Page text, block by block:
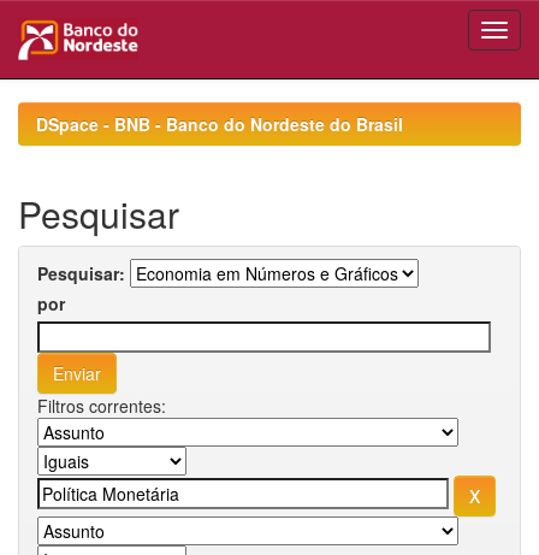
navigationDSpace - BNB - Banco do Nordeste do Brasil
Pesquisar
Pesquisar:
por
Filtros correntes: